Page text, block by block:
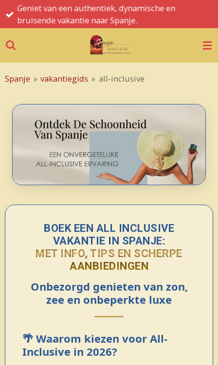
Ga
direct
de
Geniet van een authentiek, dynamische en
bruisende vakantie naar Spanje.
Spanje » vakantiegids » all-inclusive
BOEK EEN ALL INCLUSIVE
VAKANTIE IN SPANJE:
MET INFO, TIPS EN SCHERPE
AANBIEDINGEN
Onbezorgd genieten van zon,
zee en onbeperkte luxe
🌴 Waarom kiezen voor All-
Inclusive in 2026?